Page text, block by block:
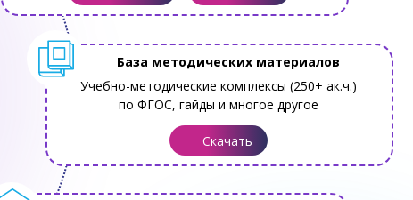
Учебно-методические комплексы (250+ ак.ч.)
по ФГОС, гайды и многое другое
База методических материалов
Скачать